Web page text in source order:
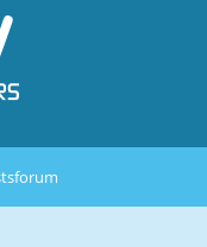
forum